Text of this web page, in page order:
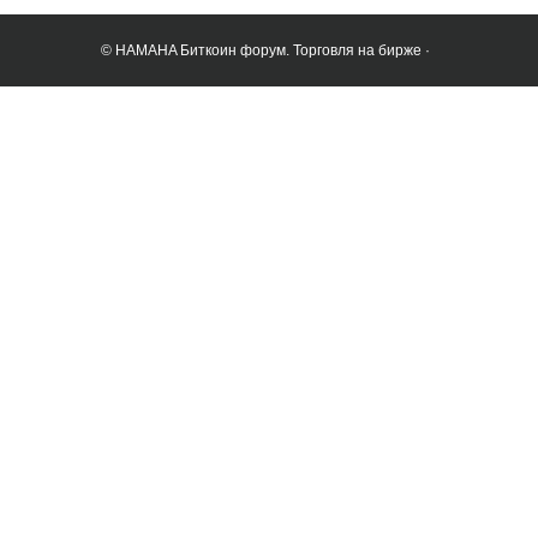
© HAMAHA Биткоин форум. Торговля на бирже ·